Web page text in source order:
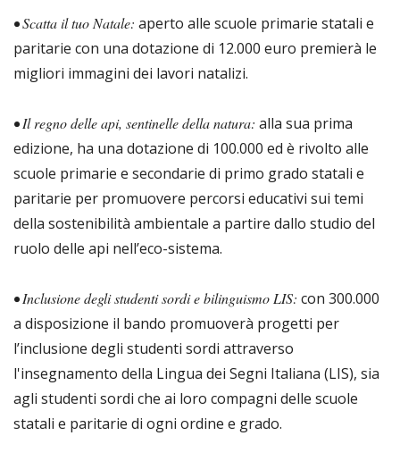
• Scatta il tuo Natale: aperto alle scuole primarie statali e
paritarie con una dotazione di 12.000 euro premierà le
migliori immagini dei lavori natalizi.
• Il regno delle api, sentinelle della natura: alla sua prima
edizione, ha una dotazione di 100.000 ed è rivolto alle
scuole primarie e secondarie di primo grado statali e
paritarie per promuovere percorsi educativi sui temi
della sostenibilità ambientale a partire dallo studio del
ruolo delle api nell’eco-sistema.
• Inclusione degli studenti sordi e bilinguismo LIS: con 300.000
a disposizione il bando promuoverà progetti per
l’inclusione degli studenti sordi attraverso
l'insegnamento della Lingua dei Segni Italiana (LIS), sia
agli studenti sordi che ai loro compagni delle scuole
statali e paritarie di ogni ordine e grado.